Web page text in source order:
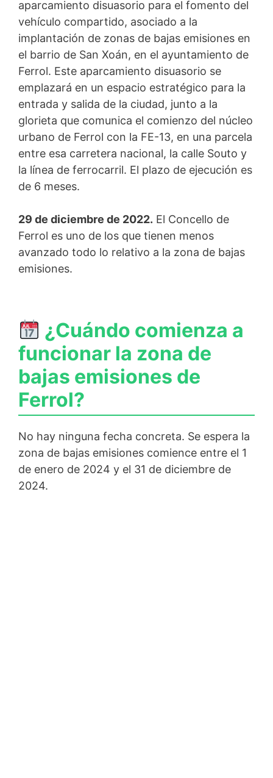
aparcamiento disuasorio para el fomento del
vehículo compartido, asociado a la
implantación de zonas de bajas emisiones en
el barrio de San Xoán, en el ayuntamiento de
Ferrol. Este aparcamiento disuasorio se
emplazará en un espacio estratégico para la
entrada y salida de la ciudad, junto a la
glorieta que comunica el comienzo del núcleo
urbano de Ferrol con la FE-13, en una parcela
entre esa carretera nacional, la calle Souto y
la línea de ferrocarril. El plazo de ejecución es
de 6 meses.
29 de diciembre de 2022. El Concello de
Ferrol es uno de los que tienen menos
avanzado todo lo relativo a la zona de bajas
emisiones.
¿Cuándo comienza a
funcionar la zona de
bajas emisiones de
Ferrol?
No hay ninguna fecha concreta. Se espera la
zona de bajas emisiones comience entre el 1
de enero de 2024 y el 31 de diciembre de
2024.